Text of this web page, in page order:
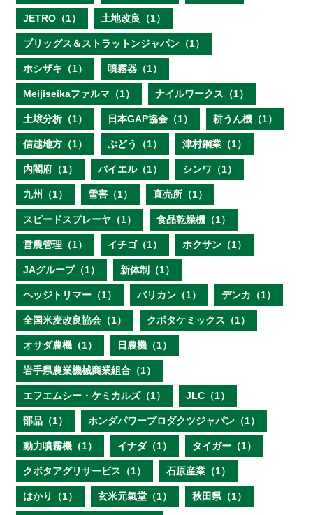
JETRO（1） 土地改良（1）
ブリッグス＆ストラットンジャパン（1）
ホシザキ（1） 噴霧器（1）
Meijiseikaファルマ（1） ナイルワークス（1）
土壌分析（1） 日本GAP協会（1） 耕うん機（1）
信越地方（1） ぶどう（1） 津村鋼業（1）
内閣府（1） バイエル（1） シンワ（1）
九州（1） 雪害（1） 直売所（1）
スピードスプレーヤ（1） 食品乾燥機（1）
営農管理（1） イチゴ（1） ホクサン（1）
JAグループ（1） 新体制（1）
ヘッジトリマー（1） バリカン（1） デンカ（1）
全国米麦改良協会（1） クボタケミックス（1）
オサダ農機（1） 日農機（1）
岩手県農業機械商業組合（1）
エフエムシー・ケミカルズ（1） JLC（1）
部品（1） ホンダパワープロダクツジャパン（1）
動力噴霧機（1） イナダ（1） タイガー（1）
クボタアグリサービス（1） 石原産業（1）
はかり（1） 玄米元氣堂（1） 秋田県（1）